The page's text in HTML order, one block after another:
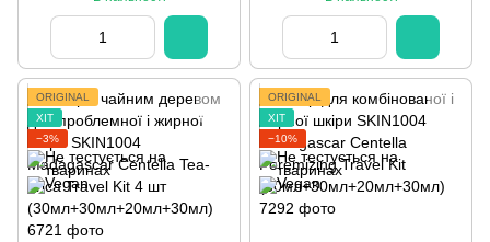
ORIGINAL
ХІТ
−3%
ORIGINAL
ХІТ
−10%